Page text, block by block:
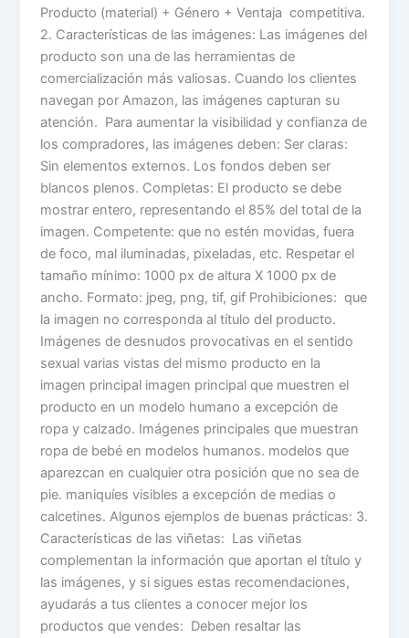
Producto (material) + Género + Ventaja competitiva.
2. Características de las imágenes: Las imágenes del
producto son una de las herramientas de
comercialización más valiosas. Cuando los clientes
navegan por Amazon, las imágenes capturan su
atención. Para aumentar la visibilidad y confianza de
los compradores, las imágenes deben: Ser claras:
Sin elementos externos. Los fondos deben ser
blancos plenos. Completas: El producto se debe
mostrar entero, representando el 85% del total de la
imagen. Competente: que no estén movidas, fuera
de foco, mal iluminadas, pixeladas, etc. Respetar el
tamaño mínimo: 1000 px de altura X 1000 px de
ancho. Formato: jpeg, png, tif, gif Prohibiciones: que
la imagen no corresponda al título del producto.
Imágenes de desnudos provocativas en el sentido
sexual varias vistas del mismo producto en la
imagen principal imagen principal que muestren el
producto en un modelo humano a excepción de
ropa y calzado. Imágenes principales que muestran
ropa de bebé en modelos humanos. modelos que
aparezcan en cualquier otra posición que no sea de
pie. maniquíes visibles a excepción de medias o
calcetines. Algunos ejemplos de buenas prácticas: 3.
Características de las viñetas: Las viñetas
complementan la información que aportan el título y
las imágenes, y si sigues estas recomendaciones,
ayudarás a tus clientes a conocer mejor los
productos que vendes: Deben resaltar las